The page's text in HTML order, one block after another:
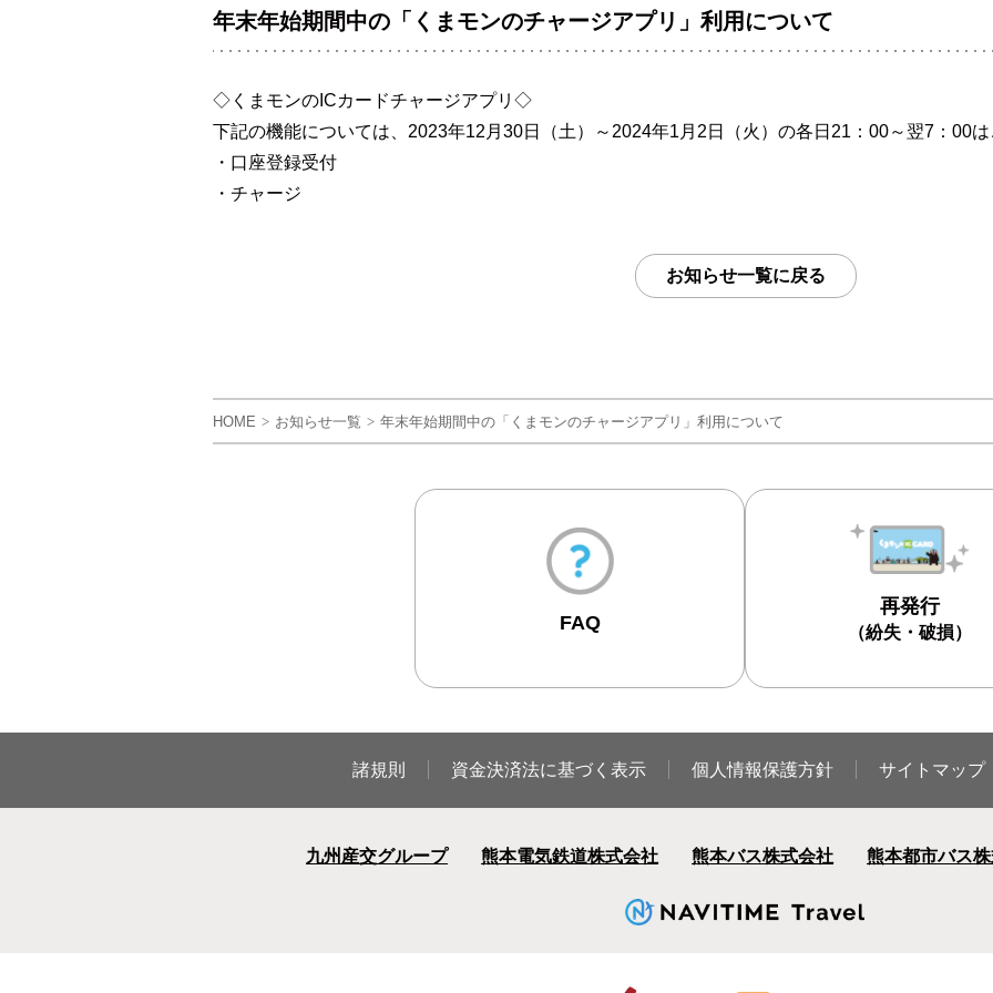
年末年始期間中の「くまモンのチャージアプリ」利用について
◇くまモンのICカードチャージアプリ◇
下記の機能については、2023年12月30日（土）～2024年1月2日（火）の各日21：00～翌7：00は
・口座登録受付
・チャージ
お知らせ一覧に戻る
HOME > お知らせ一覧 > 年末年始期間中の「くまモンのチャージアプリ」利用について
FAQ
再発行
（紛失・破損）
諸規則 資金決済法に基づく表示 個人情報保護方針 サイトマップ
九州産交グループ 熊本電気鉄道株式会社 熊本バス株式会社 熊本都市バス